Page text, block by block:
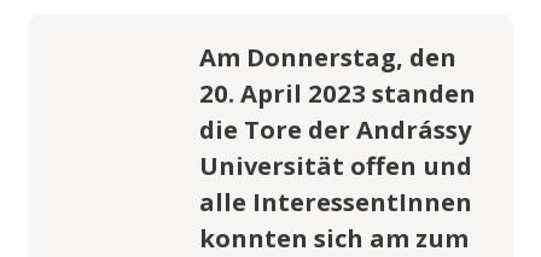
Am Donnerstag, den
20. April 2023 standen
die Tore der Andrássy
Universität offen und
alle InteressentInnen
konnten sich am zum